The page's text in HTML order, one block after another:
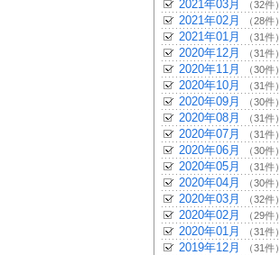
2021年03月 （32件）
2021年02月 （28件）
2021年01月 （31件）
2020年12月 （31件）
2020年11月 （30件）
2020年10月 （31件）
2020年09月 （30件）
2020年08月 （31件）
2020年07月 （31件）
2020年06月 （30件）
2020年05月 （31件）
2020年04月 （30件）
2020年03月 （32件）
2020年02月 （29件）
2020年01月 （31件）
2019年12月 （31件）